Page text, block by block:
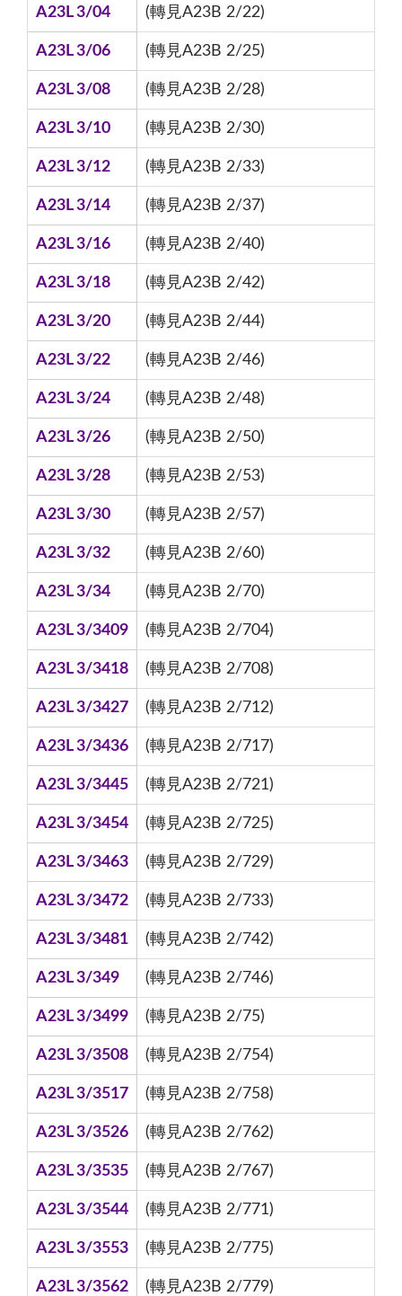
A23L 3/04 (轉見A23B 2/22)
A23L 3/06 (轉見A23B 2/25)
A23L 3/08 (轉見A23B 2/28)
A23L 3/10 (轉見A23B 2/30)
A23L 3/12 (轉見A23B 2/33)
A23L 3/14 (轉見A23B 2/37)
A23L 3/16 (轉見A23B 2/40)
A23L 3/18 (轉見A23B 2/42)
A23L 3/20 (轉見A23B 2/44)
A23L 3/22 (轉見A23B 2/46)
A23L 3/24 (轉見A23B 2/48)
A23L 3/26 (轉見A23B 2/50)
A23L 3/28 (轉見A23B 2/53)
A23L 3/30 (轉見A23B 2/57)
A23L 3/32 (轉見A23B 2/60)
A23L 3/34 (轉見A23B 2/70)
A23L 3/3409 (轉見A23B 2/704)
A23L 3/3418 (轉見A23B 2/708)
A23L 3/3427 (轉見A23B 2/712)
A23L 3/3436 (轉見A23B 2/717)
A23L 3/3445 (轉見A23B 2/721)
A23L 3/3454 (轉見A23B 2/725)
A23L 3/3463 (轉見A23B 2/729)
A23L 3/3472 (轉見A23B 2/733)
A23L 3/3481 (轉見A23B 2/742)
A23L 3/349 (轉見A23B 2/746)
A23L 3/3499 (轉見A23B 2/75)
A23L 3/3508 (轉見A23B 2/754)
A23L 3/3517 (轉見A23B 2/758)
A23L 3/3526 (轉見A23B 2/762)
A23L 3/3535 (轉見A23B 2/767)
A23L 3/3544 (轉見A23B 2/771)
A23L 3/3553 (轉見A23B 2/775)
A23L 3/3562 (轉見A23B 2/779)